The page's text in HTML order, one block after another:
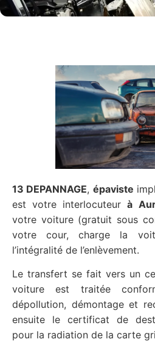
13 DEPANNAGE, épaviste
est votre interlocuteurà
votre voiture (gratuit sous
votre cour, charge la
l’intégralité de l’enlèvement.
Le transfert se fait vers un
voiture est traitée
dépollution, démontage et
ensuite le certificat de
pour la radiation de la carte